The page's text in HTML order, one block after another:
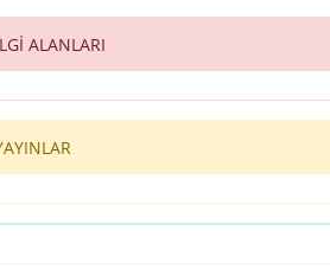
ALANLARI